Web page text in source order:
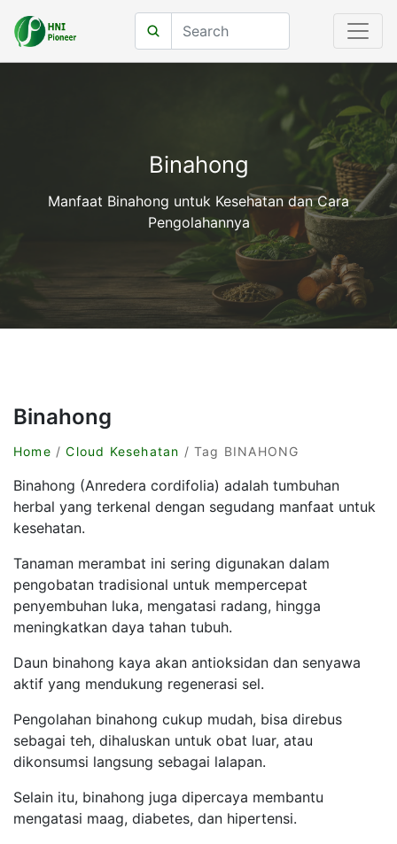
Binahong
Manfaat Binahong untuk Kesehatan dan Cara
Pengolahannya
Binahong
Home /Cloud Kesehatan / Tag BINAHONG
Binahong (Anredera cordifolia) adalah tumbuhan
herbal yang terkenal dengan segudang manfaat untuk
kesehatan.
Tanaman merambat ini sering digunakan dalam
pengobatan tradisional untuk mempercepat
penyembuhan luka, mengatasi radang, hingga
meningkatkan daya tahan tubuh.
Daun binahong kaya akan antioksidan dan senyawa
aktif yang mendukung regenerasi sel.
Pengolahan binahong cukup mudah, bisa direbus
sebagai teh, dihaluskan untuk obat luar, atau
dikonsumsi langsung sebagai lalapan.
Selain itu, binahong juga dipercaya membantu
mengatasi maag, diabetes, dan hipertensi.